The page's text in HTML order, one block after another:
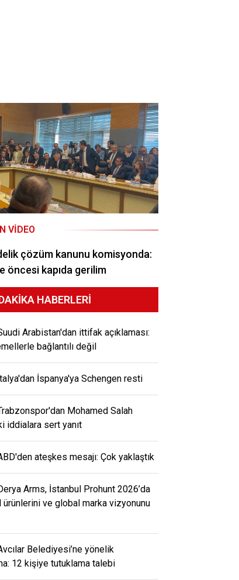
VIDEO
çözüm kanunu komisyonda:
öncesi kapıda gerilim
HABERLERI
Arabistan'dan ittifak açıklaması:
bağlantılı değil
İspanya'ya Schengen resti
Mohamed Salah
iddialara sert yanıt
ateşkes mesajı: Çok yaklaştık
Arms, İstanbul Prohunt 2026’da
ve global marka vizyonunu
Belediyesi’ne yönelik
12 kişiye tutuklama talebi